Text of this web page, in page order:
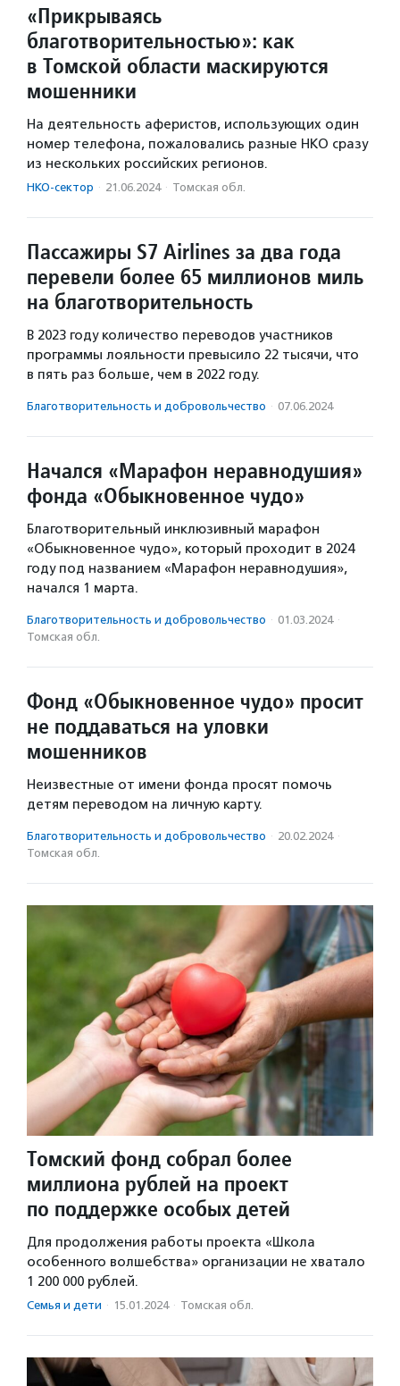
«Прикрываясь
благотворительностью»: как
в Томской области маскируются
мошенники
На деятельность аферистов, использующих один
номер телефона, пожаловались разные НКО сразу
из нескольких российских регионов.
НКО-сектор · 21.06.2024 · Томская обл.
Пассажиры S7 Airlines за два года
перевели более 65 миллионов миль
на благотворительность
В 2023 году количество переводов участников
программы лояльности превысило 22 тысячи, что
в пять раз больше, чем в 2022 году.
Благотвори­тель­ность и доброволь­чест­во · 07.06.2024
Начался «Марафон неравнодушия»
фонда «Обыкновенное чудо»
Благотворительный инклюзивный марафон
«Обыкновенное чудо», который проходит в 2024
году под названием «Марафон неравнодушия»,
начался 1 марта.
Благотвори­тель­ность и доброволь­чест­во · 01.03.2024 ·
Томская обл.
Фонд «Обыкновенное чудо» просит
не поддаваться на уловки
мошенников
Неизвестные от имени фонда просят помочь
детям переводом на личную карту.
Благотвори­тель­ность и доброволь­чест­во · 20.02.2024 ·
Томская обл.
Томский фонд собрал более
миллиона рублей на проект
по поддержке особых детей
Для продолжения работы проекта «Школа
особенного волшебства» организации не хватало
1 200 000 рублей.
Семья и дети · 15.01.2024 · Томская обл.